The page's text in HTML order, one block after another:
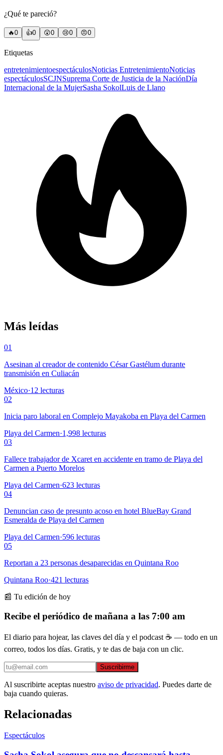
¿Qué te pareció?
🔥0 👍0 😲0 😢0 😠0
Etiquetas
entretenimientoespectáculosNoticias EntretenimientoNoticias
espectáculosSCJNSuprema Corte de Justicia de la NaciónDía
Internacional de la MujerSasha SokolLuis de Llano
Más leídas
01
Asesinan al creador de contenido César Gastélum durante
transmisión en Culiacán
México·12 lecturas
02
Inicia paro laboral en Complejo Mayakoba en Playa del Carmen
Playa del Carmen·1,998 lecturas
03
Fallece trabajador de Xcaret en accidente en tramo de Playa del
Carmen a Puerto Morelos
Playa del Carmen·623 lecturas
04
Denuncian caso de presunto acoso en hotel BlueBay Grand
Esmeralda de Playa del Carmen
Playa del Carmen·596 lecturas
05
Reportan a 23 personas desaparecidas en Quintana Roo
Quintana Roo·421 lecturas
📰 Tu edición de hoy
Recibe el periódico de mañana a las 7:00 am
El diario para hojear, las claves del día y el podcast ☕ — todo en un
correo, todos los días. Gratis, y te das de baja con un clic.
Suscribirme
Al suscribirte aceptas nuestro aviso de privacidad. Puedes darte de
baja cuando quieras.
Relacionadas
Espectáculos